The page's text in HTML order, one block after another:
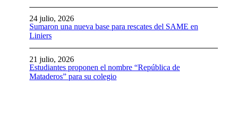
Sumaron una nueva base para rescates del SAME en
Liniers
24 julio, 2026
Estudiantes proponen el nombre “República de
Mataderos” para su colegio
21 julio, 2026